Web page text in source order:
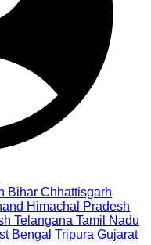
Bihar Chhattisgarh
Himachal Pradesh
Telangana Tamil Nadu
Bengal Tripura Gujarat